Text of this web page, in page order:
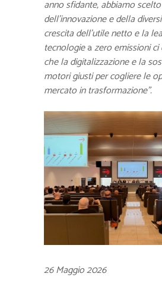
anno sfidante, abbiamo
dell’innovazione e della
crescita dell’utile netto e la
tecnologieazero emissioni
che la digitalizzazione e la
motori giusti per cogliere le
mercato in trasformazione”.
26 Maggio 2026